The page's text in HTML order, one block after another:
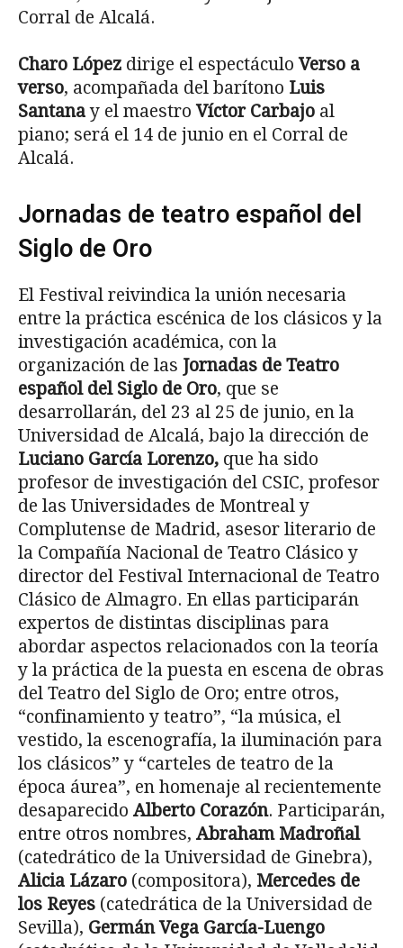
Corral de Alcalá.
Charo López dirige el espectáculoVerso a
verso, acompañada del barítono Luis
Santanay el maestroVíctor Carbajo al
piano; será el 14 de junio en el Corral de
Alcalá.
Jornadas de teatro español del
Siglo de Oro
El Festival reivindica la unión necesaria
entre la práctica escénica de los clásicos y la
investigación académica, con la
organización de las Jornadas de Teatro
español del Siglo de Oro, que se
desarrollarán, del 23 al 25 de junio, en la
Universidad de Alcalá, bajo la dirección de
Luciano García Lorenzo, que ha sido
profesor de investigación del CSIC, profesor
de las Universidades de Montreal y
Complutense de Madrid, asesor literario de
la Compañía Nacional de Teatro Clásico y
director del Festival Internacional de Teatro
Clásico de Almagro. En ellas participarán
expertos de distintas disciplinas para
abordar aspectos relacionados con la teoría
y la práctica de la puesta en escena de obras
del Teatro del Siglo de Oro; entre otros,
“confinamiento y teatro”, “la música, el
vestido, la escenografía, la iluminación para
los clásicos” y “carteles de teatro de la
época áurea”, en homenaje al recientemente
desaparecido Alberto Corazón. Participarán,
entre otros nombres, Abraham Madroñal
(catedrático de la Universidad de Ginebra),
Alicia Lázaro (compositora), Mercedes de
los Reyes (catedrática de la Universidad de
Sevilla), Germán Vega García-Luengo